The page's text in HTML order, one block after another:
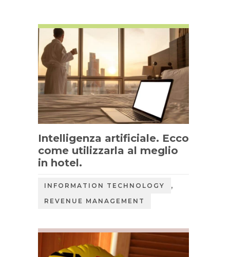
Intelligenza artificiale. Ecco
come utilizzarla al meglio
in hotel.
INFORMATION TECHNOLOGY ,
REVENUE MANAGEMENT